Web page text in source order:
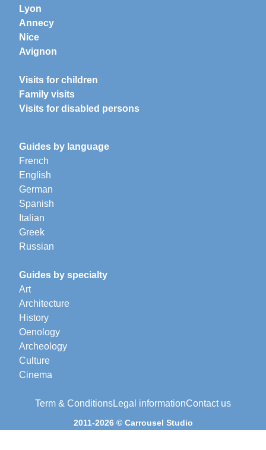
Lyon
Annecy
Nice
Avignon
Visits for children
Family visits
Visits for disabled persons
Guides by language
French
English
German
Spanish
Italian
Greek
Russian
Guides by specialty
Art
Architecture
History
Oenology
Archeology
Culture
Cinema
Term & ConditionsLegal informationContact us
2011-2026 © Carrousel Studio